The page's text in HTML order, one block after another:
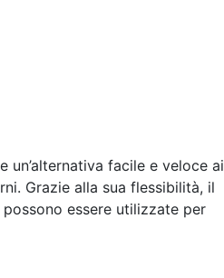
facile e veloce ai
Grazie alla sua flessibilità, il
essere utilizzate per